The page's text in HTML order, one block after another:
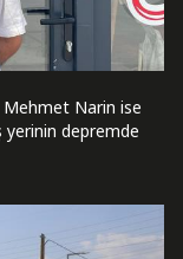
Mehmet Narin ise
yerinin depremde